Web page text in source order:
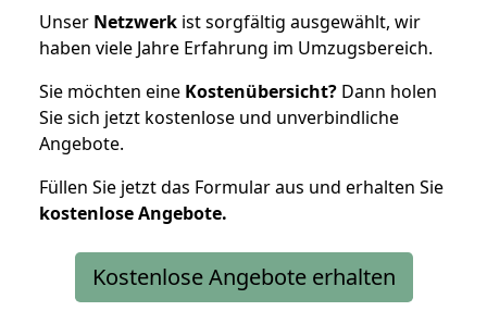
Unser Netzwerk ist sorgfältig ausgewählt, wir
haben viele Jahre Erfahrung im Umzugsbereich.
Sie möchten eine Kostenübersicht? Dann holen
Sie sich jetzt kostenlose und unverbindliche
Angebote.
Füllen Sie jetzt das Formular aus und erhalten Sie
kostenloseAngebote.
Kostenlose Angebote erhalten